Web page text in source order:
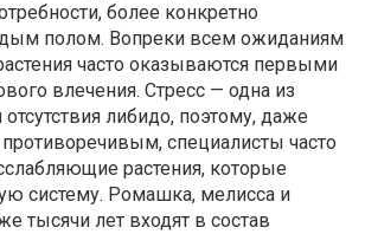
более конкретно
полом. Вопреки всем ожиданиям
часто оказываются первыми
влечения. Стресс — одна из
либидо, поэтому, даже
специалисты часто
растения, которые
систему. Ромашка, мелисса и
тысячи лет входят в состав